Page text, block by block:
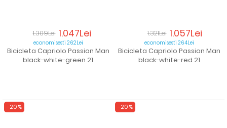
1.309Lei 1.047Lei
economisesti 262Lei
Bicicleta Capriolo Passion Man
black-white-green 21
1.321Lei 1.057Lei
economisesti 264Lei
Bicicleta Capriolo Passion Man
black-white-red 21
-20% -20%